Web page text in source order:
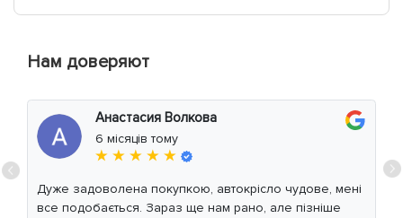
Нам доверяют
Анастасия Волкова
6 місяців тому
★ ★ ★ ★ ★
Дуже задоволена покупкою, автокрісло чудове, мені
все подобається. Зараз ще нам рано, але пізніше